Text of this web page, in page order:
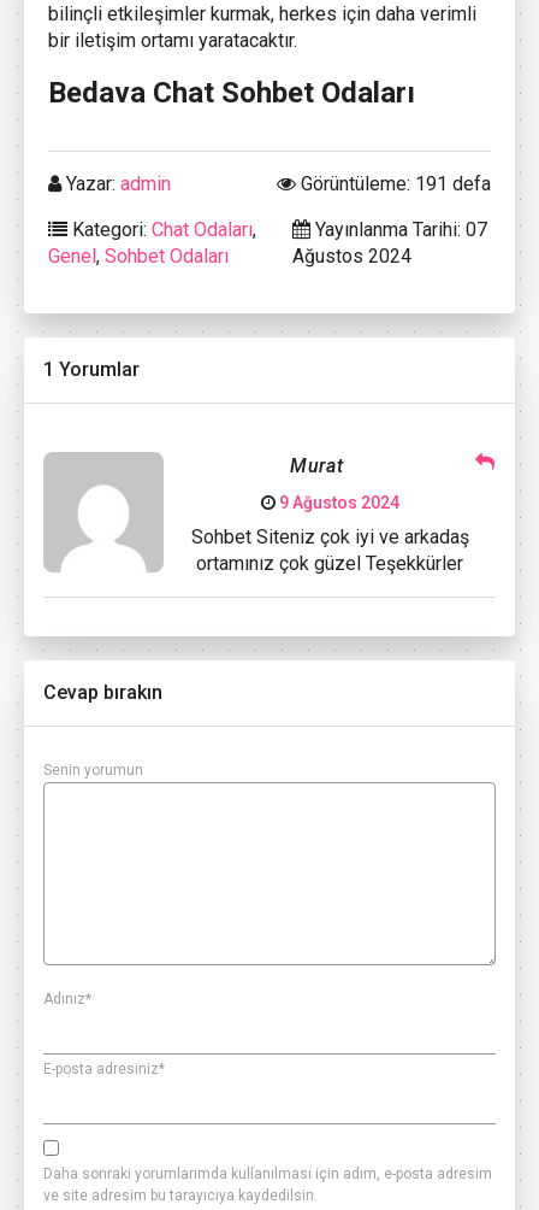
bilinçli etkileşimler kurmak, herkes için daha verimli
bir iletişim ortamı yaratacaktır.
Bedava Chat Sohbet Odaları
Yazar: admin
Görüntüleme: 191 defa
Kategori: Chat Odaları,
Genel, Sohbet Odaları
Yayınlanma Tarihi: 07
Ağustos 2024
1 Yorumlar
Murat
9 Ağustos 2024
Sohbet Siteniz çok iyi ve arkadaş
ortamınız çok güzel Teşekkürler
Cevap bırakın
Senin yorumun
Adınız*
E-posta adresiniz*
Daha sonraki yorumlarımda kullanılması için adım, e-posta adresim
ve site adresim bu tarayıcıya kaydedilsin.